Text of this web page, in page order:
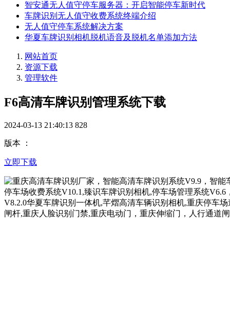
智安通无人值守停车服务器：开启智能停车新时代
车牌识别无人值守收费系统终端介绍
无人值守停车系统解决方案
华夏车牌识别相机脱机语音及脱机名单添加方法
网站首页
资源下载
管理软件
F6高清车牌识别管理系统下载
2024-03-13 21:40:13 828
版本 ：
立即下载